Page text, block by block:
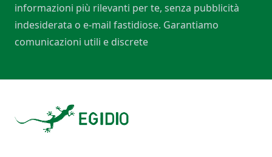
informazioni più rilevanti per te, senza pubblicità
indesiderata o e-mail fastidiose. Garantiamo
comunicazioni utili e discrete